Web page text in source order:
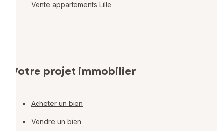
Vente appartements Lille
Votre projet immobilier
Acheter un bien
Vendre un bien